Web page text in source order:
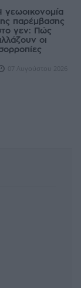
γεωοικονομία
παρέμβασης
γεν: Πώς
οι
07 Αυγούστου 2026